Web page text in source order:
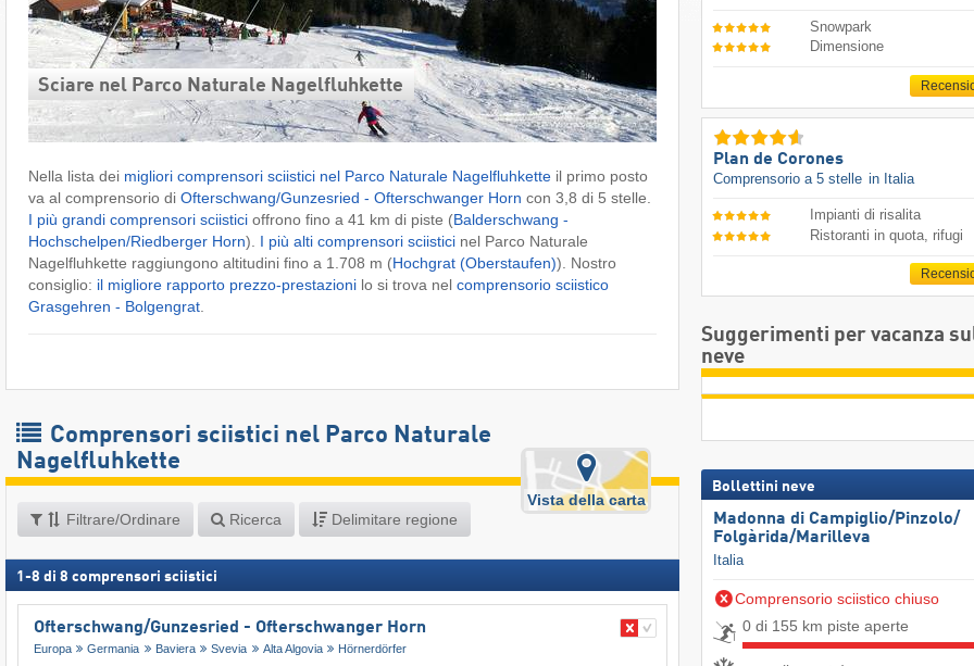
Sciare nel Parco Naturale Nagelfluhkette
Nella lista dei migliori comprensori sciistici nel Parco Naturale Nagelfluhkette il primo posto
va al comprensorio di Ofterschwang/​Gunzesried - Ofterschwanger Horn con 3,8 di 5 stelle.
I più grandi comprensori sciistici offrono fino a 41 km di piste (Balderschwang -
Hochschelpen/​Riedberger Horn). I più alti comprensori sciistici nel Parco Naturale
Nagelfluhkette raggiungono altitudini fino a 1.708 m (Hochgrat (Oberstaufen)). Nostro
consiglio: il migliore rapporto prezzo-prestazioni lo si trova nel comprensorio sciistico
Grasgehren - Bolgengrat
Comprensori sciistici nel Parco Naturale
Nagelfluhkette
Filtrare/Ordinare Ricerca Delimitare regione
Vista della carta
1 -8 di 8 comprensori sciistici
Ofterschwang/​Gunzesried - Ofterschwanger Horn
Europa Germania Baviera Svevia Alta Algovia Hörnerdörfer
Snowpark
Dimensione
Plan de Corones
Comprensorio a 5 stelle in Italia
Impianti di risalita
Ristoranti in quota, rifugi
Suggerimenti per vacanza
neve
Bollettini neve
Madonna di Campiglio/​Pinzolo/​
Folgàrida/​Marilleva
Italia
Comprensorio sciistico chiuso
0 di 155 km piste aperte